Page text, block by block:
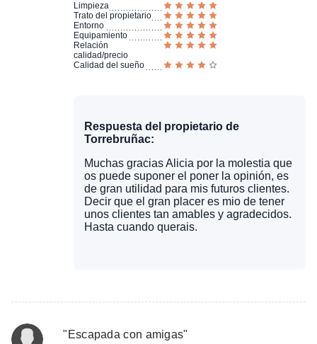
Limpieza
Trato del propietario
Entorno
Equipamiento
Relación
calidad/precio
Calidad del sueño
Respuesta del propietario de
Torrebruñac:
Muchas gracias Alicia por la molestia que
os puede suponer el poner la opinión, es
de gran utilidad para mis futuros clientes.
Decir que el gran placer es mio de tener
unos clientes tan amables y agradecidos.
Hasta cuando querais.
" Escapada con amigas"